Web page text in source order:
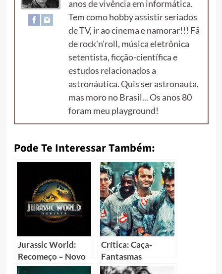
anos de vivência em informática.
Tem como hobby assistir seriados
de TV, ir ao cinema e namorar!!! Fã
de rock'n'roll, música eletrônica
setentista, ficção-científica e
estudos relacionados a
astronáutica. Quis ser astronauta,
mas moro no Brasil... Os anos 80
foram meu playground!
Pode Te Interessar Também:
Jurassic World:
Recomeço – Novo
filme promete novo
Crítica: Caça-
Fantasmas
(Ghostbusters)